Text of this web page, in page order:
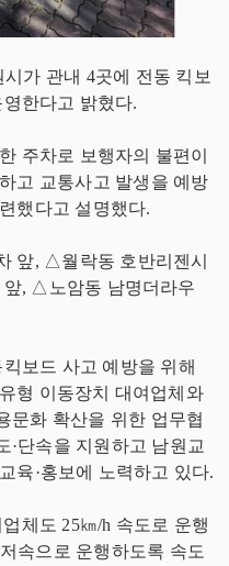
가 관내 4곳에 전동 킥보
한다고 밝혔다.
주차로 보행자의 불편이
고 교통사고 발생을 예방
했다고 설명했다.
앞, △월락동 호반리젠시
, △노암동 남명더라우
보드 사고 예방을 위해
형 이동장치 대여업체와
문화 확산을 위한 업무협
·단속을 지원하고 남원교
육·홍보에 노력하고 있다.
체도 25㎞/h 속도로 운행
속으로 운행하도록 속도